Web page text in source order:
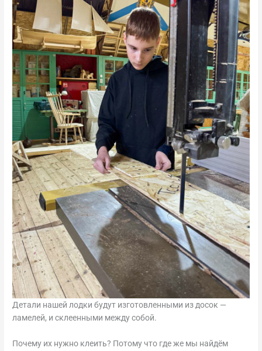
Детали нашей лодки будут изготовленными из досок —
ламелей, и склеенными между собой.
Почему их нужно клеить? Потому что где же мы найдём